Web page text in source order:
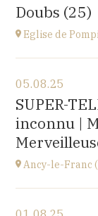
Acheter vos
Doubs (25)
Eglise de
Eglise de
3 chemin de
à20H00
05.08.25
SUPER-
inconnu |
Ancy-le-Franc